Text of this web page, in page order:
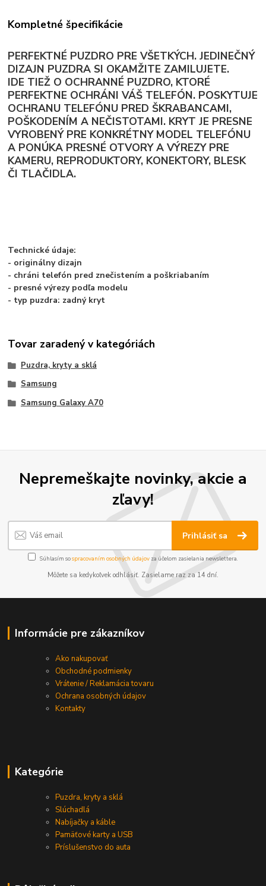
Kompletné špecifikácie
PERFEKTNÉ PUZDRO PRE VŠETKÝCH. JEDINEČNÝ
DIZAJN PUZDRA SI OKAMŽITE ZAMILUJETE.
IDE TIEŽ O OCHRANNÉ PUZDRO, KTORÉ
PERFEKTNE OCHRÁNI VÁŠ TELEFÓN. POSKYTUJE
OCHRANU TELEFÓNU PRED ŠKRABANCAMI,
POŠKODENÍM A NEČISTOTAMI. KRYT JE PRESNE
VYROBENÝ PRE KONKRÉTNY MODEL TELEFÓNU
A PONÚKA PRESNÉ OTVORY A VÝREZY PRE
KAMERU, REPRODUKTORY, KONEKTORY, BLESK
ČI TLAČIDLA.
Technické údaje:
- originálny dizajn
- chráni telefón pred znečistením a poškriabaním
- presné výrezy podľa modelu
- typ puzdra: zadný kryt
Tovar zaradený v kategóriách
Puzdra, kryty a sklá
Samsung
Samsung Galaxy A70
Nepremeškajte novinky, akcie a
zľavy!
Prihlásiť sa
Súhlasím sospracovaním osobných údajov za účelom zasielania newslettera.
Môžete sa kedykoľvek odhlásiť. Zasielame raz za 14 dní.
Informácie pre zákazníkov
Ako nakupovať
Obchodné podmienky
Vrátenie / Reklamácia tovaru
Ochrana osobných údajov
Kontakty
Kategórie
Puzdra, kryty a sklá
Slúchadlá
Nabíjačky a káble
Pamäťové karty a USB
Príslušenstvo do auta